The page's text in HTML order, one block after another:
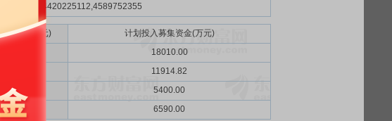
资总额(万元)
计划投入募集资金(万元)
18010.00
11914.82
5400.00
5400.00
6590.00 6590.00